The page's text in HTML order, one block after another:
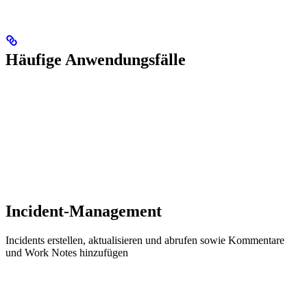
Häufige Anwendungsfälle
Incident-Management
Incidents erstellen, aktualisieren und abrufen sowie Kommentare
und Work Notes hinzufügen